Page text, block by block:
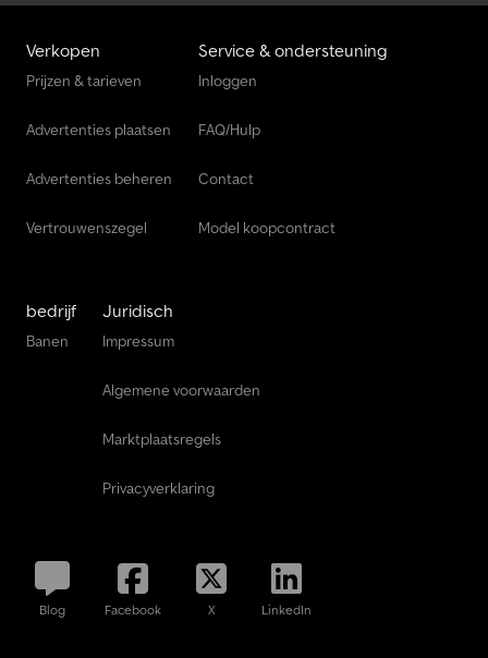
Verkopen
Prijzen & tarieven
Advertenties plaatsen
Advertenties beheren
Vertrouwenszegel
Service & ondersteuning
Inloggen
FAQ/Hulp
Contact
Model koopcontract
bedrijf
Banen
Juridisch
Impressum
Algemene voorwaarden
Marktplaatsregels
Privacyverklaring
Blog Facebook X LinkedIn